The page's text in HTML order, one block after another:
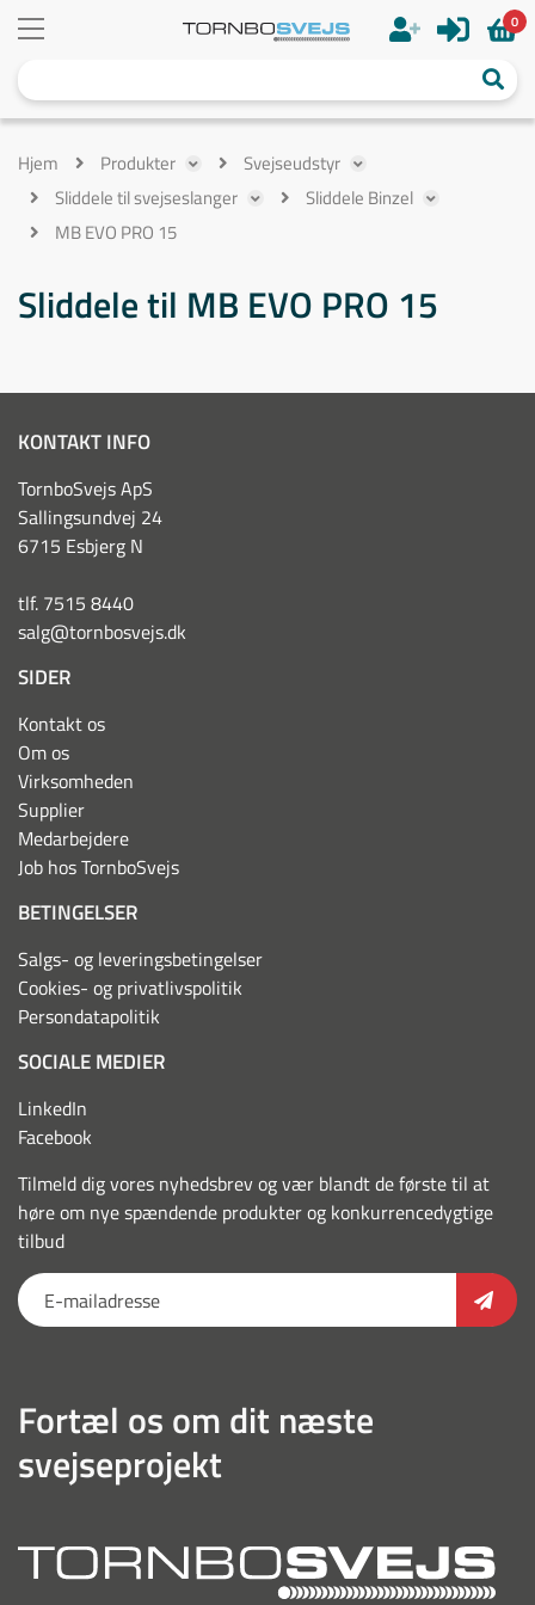
0
Hjem Produkter
Svejseudstyr
Sliddele til svejseslanger
Sliddele Binzel
MB EVO PRO 15
Sliddele til MB EVO PRO 15
KONTAKT INFO
TornboSvejs ApS
Sallingsundvej 24
6715 Esbjerg N
tlf. 7515 8440
salg@tornbosvejs.dk
SIDER
Kontakt os
Om os
Virksomheden
Supplier
Medarbejdere
Job hos TornboSvejs
BETINGELSER
Salgs- og leveringsbetingelser
Cookies- og privatlivspolitik
Persondatapolitik
SOCIALE MEDIER
LinkedIn
Facebook
Tilmeld dig vores nyhedsbrev og vær blandt de første til at
høre om nye spændende produkter og konkurrencedygtige
tilbud
Fortæl os om dit næste
svejseprojekt